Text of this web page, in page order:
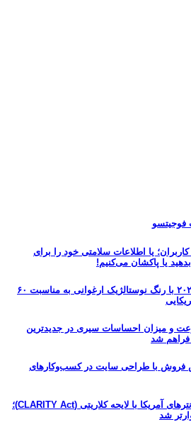
فوجیتسو
یا اطلاعات سلامتی خود را برای
یا پاکشان می‌کنیم!
رونمایی از دوج چارجر ۲۰۲۷ با رنگ نوستالژیک ارغوانی به مناسبت ۶۰
و میزان احساسات سیری در جدیدترین
فروش با طراحی سایت در کسب‌وکارهای
پایان مخالفت انجمن کلانترهای آمریکا با لایحه کلاریتی (CLARITY Act)؛
شد